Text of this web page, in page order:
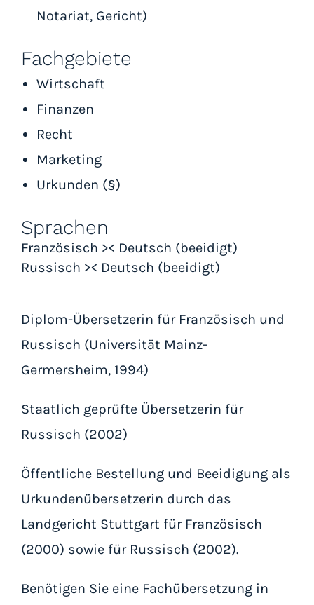
Notariat, Gericht)
Fachgebiete
Wirtschaft
Finanzen
Recht
Marketing
Urkunden (§)
Sprachen
Französisch > < Deutsch (beeidigt)
Russisch > < Deutsch (beeidigt)
Diplom-Übersetzerin für Französisch und
Russisch (Universität Mainz-
Germersheim, 1994)
Staatlich geprüfte Übersetzerin für
Russisch (2002)
Öffentliche Bestellung und Beeidigung als
Urkundenübersetzerin durch das
Landgericht Stuttgart für Französisch
(2000) sowie für Russisch (2002).
Benötigen Sie eine Fachübersetzung in